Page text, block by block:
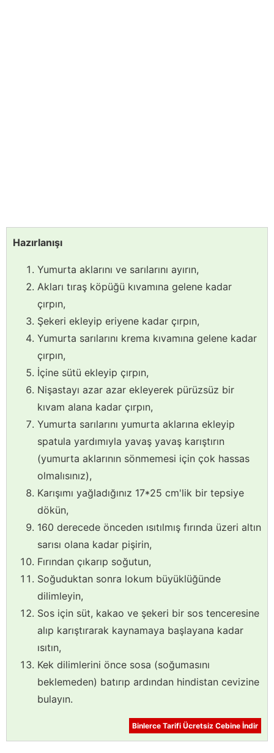
Hazırlanışı
Yumurta aklarını ve sarılarını ayırın,
Akları tıraş köpüğü kıvamına gelene kadar
çırpın,
Şekeri ekleyip eriyene kadar çırpın,
Yumurta sarılarını krema kıvamına gelene kadar
çırpın,
İçine sütü ekleyip çırpın,
Nişastayı azar azar ekleyerek pürüzsüz bir
kıvam alana kadar çırpın,
Yumurta sarılarını yumurta aklarına ekleyip
spatula yardımıyla yavaş yavaş karıştırın
(yumurta aklarının sönmemesi için çok hassas
olmalısınız),
Karışımı yağladığınız 17*25 cm'lik bir tepsiye
dökün,
160 derecede önceden ısıtılmış fırında üzeri altın
sarısı olana kadar pişirin,
Fırından çıkarıp soğutun,
Soğuduktan sonra lokum büyüklüğünde
dilimleyin,
Sos için süt, kakao ve şekeri bir sos tenceresine
alıp karıştırarak kaynamaya başlayana kadar
ısıtın,
Kek dilimlerini önce sosa (soğumasını
beklemeden) batırıp ardından hindistan cevizine
bulayın.
Binlerce Tarifi Ücretsiz Cebine İndir